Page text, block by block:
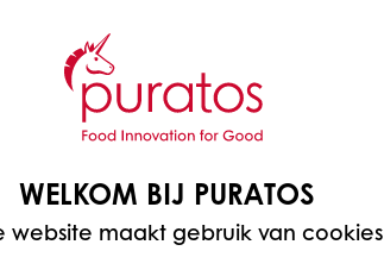
WELKOM BIJ PURATOS
website maakt gebruik van cookies